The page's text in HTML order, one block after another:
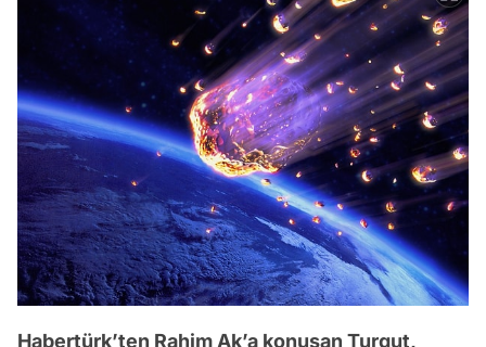
Habertürk’ten Rahim Ak’a konuşan Turgut,